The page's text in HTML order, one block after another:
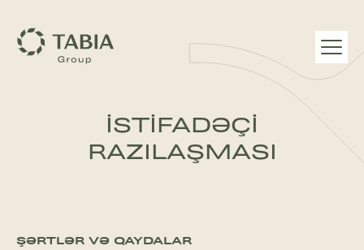
İSTIFADƏÇI
RAZILAŞMASI
ŞƏRTLƏR VƏ QAYDALAR